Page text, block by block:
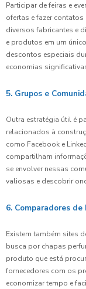
Participar de feiras e
ofertas e fazer
diversos fabricantes e
e produtos em um
descontos especiais
economias
5. Grupos e
Outra estratégia útil é
relacionados à
como Facebook e
compartilham
se envolver nessas
valiosas e descobrir
6. Comparadores de
Existem também sites
busca por chapas
produto que está
fornecedores com os
economizar tempo e